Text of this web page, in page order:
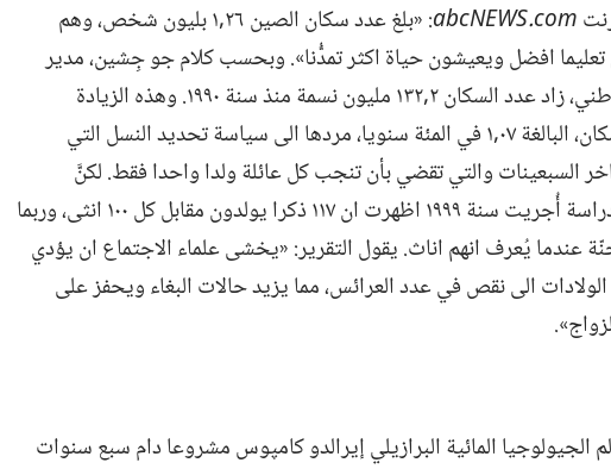
abcNEWS.‎com
‏:‏ «بلغ عدد سكان الصين ٢٦‏,١ بليون شخص،‏ وهم
افضل ويعيشون حياة اكثر تمدُّنا».‏ وبحسب كلام جو جِشين،‏ مدير
مكتب الاحصائيات الوطني،‏ زاد عدد السكان ٢‏,١٣٢ مليون نسمة منذ سنة ١٩٩٠.‏ وهذه الزيادة
المنخفضة في عدد السكان،‏ البالغة ٠٧‏,١ في المئة سنويا،‏ مردها الى سياسة تحديد النسل التي
السبعينات والتي تقضي بأن تنجب كل عائلة ولدا واحدا فقط.‏ لكنَّ
المسؤولين قلقون لأن دراسة أُجريت سنة ١٩٩٩ اظهرت ان ١١٧ ذكرا يولدون مقابل كل ١٠٠ انثى،‏ وربما
عندما يُعرف انهم اناث.‏ يقول التقرير:‏ «يخشى علماء الاجتماع ان يؤدي
الى نقص في عدد العرائس،‏ مما يزيد حالات البغاء ويحفز على
الجيولوجيا المائية البرازيلي إيرالدو كامپوس مشروعا دام سبع سنوات